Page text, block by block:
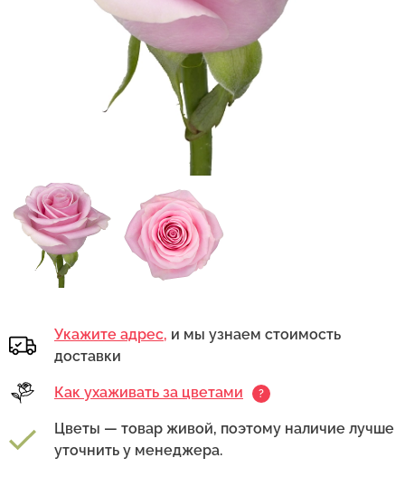
Укажите адрес, и мы узнаем стоимость
доставки
Как ухаживать за цветами ?
Цветы — товар живой, поэтому наличие лучше
уточнить у менеджера.
кнопку "Выбрать".